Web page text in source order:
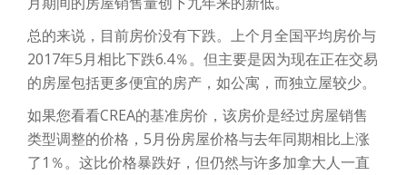
总的来说，目前房价没有下跌。上个月全国平均房价与
2017年5月相比下跌6.4％。但主要是因为现在正在交易
的房屋包括更多便宜的房产，如公寓，而独立屋较少。
如果您看看CREA的基准房价，该房价是经过房屋销售
类型调整的价格，5月份房屋价格与去年同期相比上涨
了1％。这比价格暴跌好，但仍然与许多加拿大人一直